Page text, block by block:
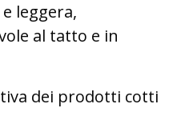
leggera,
al tatto e in
dei prodotti cotti